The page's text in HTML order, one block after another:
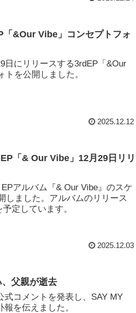
&Our Vibe」コンセプトフォ
日にリリースする3rdEP「&Our
トを公開しました。
2025.12.12
「& Our Vibe」12月29日リリ
アルバム『& Our Vibe』のスケ
しました。アルバムのリリース
定しています。
2025.12.03
父親が逝去
式コメントを発表し、SAY MY
を伝えました。